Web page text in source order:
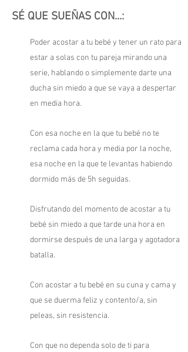
SÉ QUE SUEÑAS CON...:
Poder acostar a tu bebé y tener un rato para
estar a solas con tu pareja mirando una
serie, hablando o simplemente darte una
ducha sin miedo a que se vaya a despertar
en media hora.
Con esa noche en la que tu bebé no te
reclama cada hora y media por la noche,
esa noche en la que te levantas habiendo
dormido más de 5h seguidas.
Disfrutando del momento de acostar a tu
bebé sin miedo a que tarde una hora en
dormirse después de una larga y agotadora
batalla.
Con acostar a tu bebé en su cuna y cama y
que se duerma feliz y contento/a, sin
peleas, sin resistencia.
Con que no dependa solo de ti para